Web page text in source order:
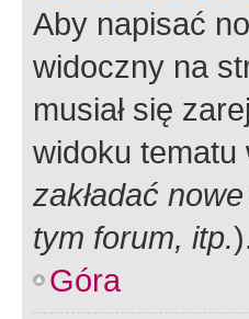
Aby napisać
widoczny na
musiał się
widoku tematu
zakładać
tym forum, itp.
Góra